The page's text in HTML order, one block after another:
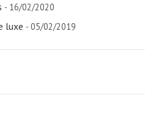
- 16/02/2020
luxe - 05/02/2019